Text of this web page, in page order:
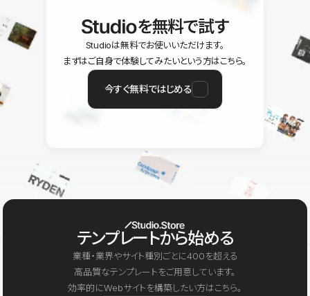
を無料で試す
Studioは無料でお使いいただけます。
まずはご自身で体験してみたいという方はこちら。
今すぐ無料ではじめる
テンプレートから始める
業種・業界やサイト種別ごとに400を超える
高品質なテンプレートをご用意しています。
効率的にWebサイトを構築したい方はこちら。